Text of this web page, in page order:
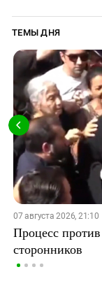
ТЕМЫ ДНЯ
07 августа 2026, 21:10
Процесс
сторонников